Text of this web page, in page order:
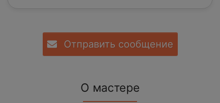
Отправить сообщение
О мастере